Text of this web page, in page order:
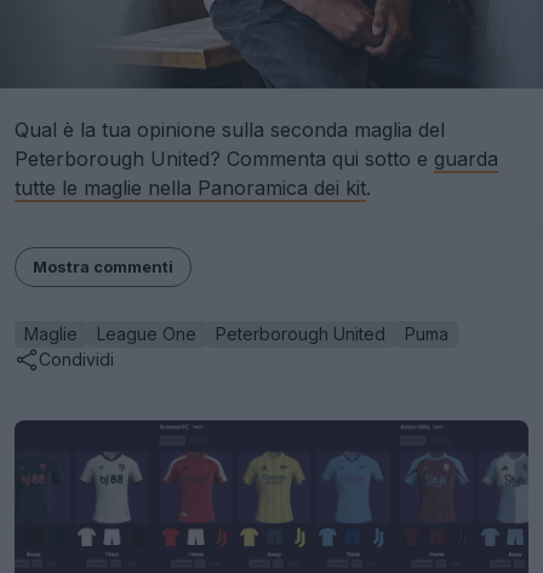
Qual è la tua opinione sulla seconda maglia del
Peterborough United? Commenta qui sotto e guarda
tutte le maglie nella Panoramica dei kit.
Mostra commenti
Maglie League One Peterborough United
Puma
Condividi